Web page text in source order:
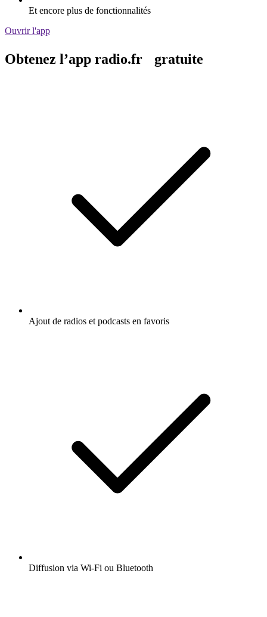
Et encore plus de fonctionnalités
Ouvrir l'app
Obtenez l’app radio.fr gratuite
Ajout de radios et podcasts en favoris
Diffusion via Wi-Fi ou Bluetooth